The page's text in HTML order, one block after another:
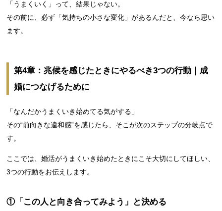
「うまくいく」って、結果じゃない。
その前に、必ず「気持ちの小さな変化」があるんだと、今なら思い
ます。
第4章：兆候を感じたときにやるべき3つの行動｜成
婚につなげるために
「なんだかうまくいき始めてる気がする」
その“前向きな違和感”を感じたら、そこが次のステップの分岐点で
す。
ここでは、婚活がうまくいき始めたときにこそ大切にしてほしい、
3つの行動をお伝えします。
①「この人と向き合ってみよう」と決める